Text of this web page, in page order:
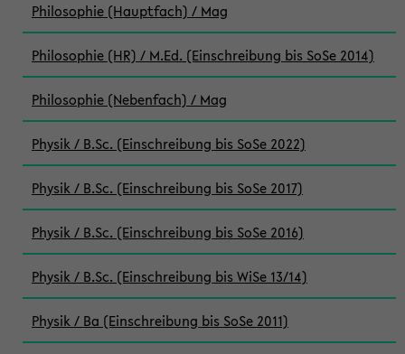
Philosophie (Hauptfach) / Mag
Philosophie (HR) / M.Ed. (Einschreibung bis SoSe 2014)
Philosophie (Nebenfach) / Mag
Physik / B.Sc. (Einschreibung bis SoSe 2022)
Physik / B.Sc. (Einschreibung bis SoSe 2017)
Physik / B.Sc. (Einschreibung bis SoSe 2016)
Physik / B.Sc. (Einschreibung bis WiSe 13/14)
Physik / Ba (Einschreibung bis SoSe 2011)